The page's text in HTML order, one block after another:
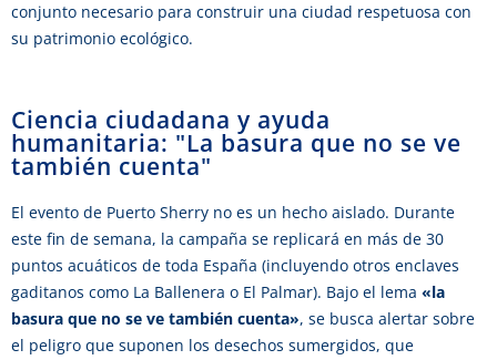
conjunto necesario para construir una ciudad respetuosa con
su patrimonio ecológico.
Ciencia ciudadana y ayuda
humanitaria: "La basura que no se ve
también cuenta"
El evento de Puerto Sherry no es un hecho aislado. Durante
este fin de semana, la campaña se replicará en más de 30
puntos acuáticos de toda España (incluyendo otros enclaves
gaditanos como La Ballenera o El Palmar). Bajo el lema «la
basura que no se ve también cuenta», se busca alertar sobre
el peligro que suponen los desechos sumergidos, que